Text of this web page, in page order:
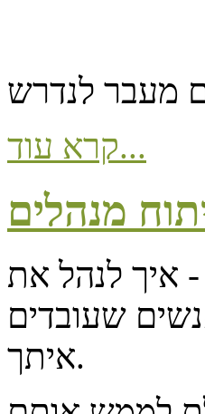
קרא עוד...
מנהלים
איך לנהל את
שעובדים
איתך.